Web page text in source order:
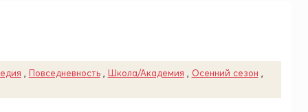
Повседневность, Школа/Академия Осенний сезон